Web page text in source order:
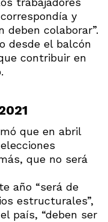
y
deben colaborar”.
desde el balcón
contribuir en
que en abril
que no será
año “será de
estructurales”,
país, “deben ser